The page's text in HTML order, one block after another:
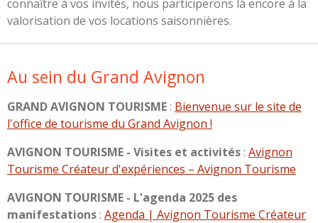
connaître à vos invités, nous participerons là encore à la
valorisation de vos locations saisonnières.
Au sein du Grand Avignon
GRAND AVIGNON TOURISME: Bienvenue sur le site de
l'office de tourisme du Grand Avignon !
AVIGNON TOURISME - Visites et activités: Avignon
Tourisme Créateur d'expériences – Avignon Tourisme
AVIGNON TOURISME - L'agenda 2025 des
manifestations: Agenda | Avignon Tourisme Créateur